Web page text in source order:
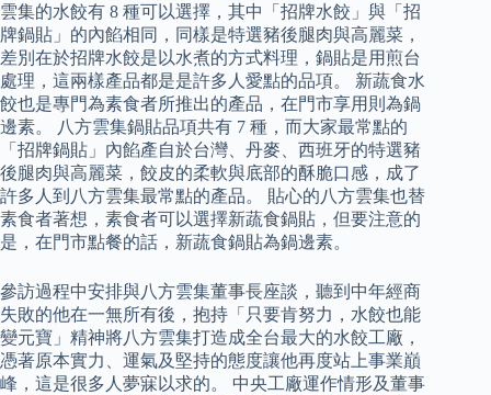
雲集的水餃有 8 種可以選擇，其中「招牌水餃」與「招
牌鍋貼」的內餡相同，同樣是特選豬後腿肉與高麗菜，
差別在於招牌水餃是以水煮的方式料理，鍋貼是用煎台
處理，這兩樣產品都是是許多人愛點的品項。 新蔬食水
餃也是專門為素食者所推出的產品，在門市享用則為鍋
邊素。 八方雲集鍋貼品項共有 7 種，而大家最常點的
「招牌鍋貼」內餡產自於台灣、丹麥、西班牙的特選豬
後腿肉與高麗菜，餃皮的柔軟與底部的酥脆口感，成了
許多人到八方雲集最常點的產品。 貼心的八方雲集也替
素食者著想，素食者可以選擇新蔬食鍋貼，但要注意的
是，在門市點餐的話，新蔬食鍋貼為鍋邊素。
參訪過程中安排與八方雲集董事長座談，聽到中年經商
失敗的他在一無所有後，抱持「只要肯努力，水餃也能
變元寶」精神將八方雲集打造成全台最大的水餃工廠，
憑著原本實力、運氣及堅持的態度讓他再度站上事業巔
峰，這是很多人夢寐以求的。 中央工廠運作情形及董事